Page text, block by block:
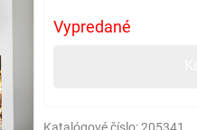
Vypredané